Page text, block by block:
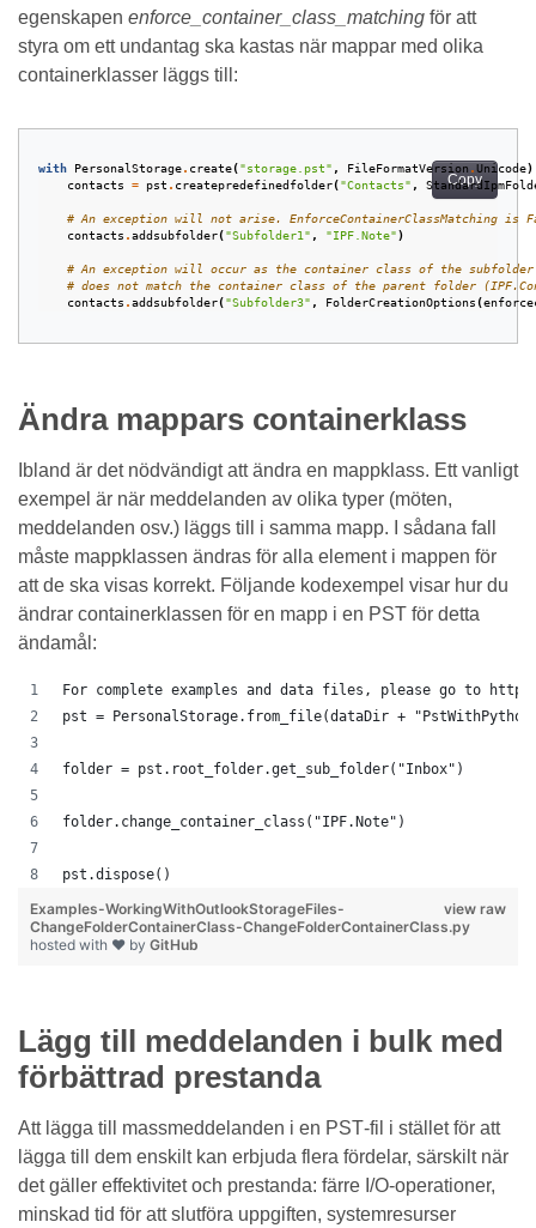
egenskapen enforce_container_class_matching för att
styra om ett undantag ska kastas när mappar med olika
containerklasser läggs till:
Copy
with PersonalStorage. create("storage.pst" , FileFormatVersion .Unicode)
contacts
= pst . createpredefinedfolder("Contacts" ,
# An exception will not arise. EnforceContainerClassMatching is
contacts .addsubfolder("Subfolder1" , "IPF.Note")
# An exception will occur as the container class of the subfolder
# does not match the container class of the parent folder
contacts .addsubfolder("Subfolder3" , FolderCreationOptions(
Ändra mappars containerklass
Ibland är det nödvändigt att ändra en mappklass. Ett vanligt
exempel är när meddelanden av olika typer (möten,
meddelanden osv.) läggs till i samma mapp. I sådana fall
måste mappklassen ändras för alla element i mappen för
att de ska visas korrekt. Följande kodexempel visar hur du
ändrar containerklassen för en mapp i en PST för detta
ändamål:
For complete examples and data files, please go to
pst = PersonalStorage.from_file(dataDir +
folder = pst.root_folder.get_sub_folder("Inbox")
folder.change_container_class("IPF.Note")
pst.dispose()
view raw
Examples-WorkingWithOutlookStorageFiles-
ChangeFolderContainerClass-ChangeFolderContainerClass.py
hosted with ❤ by GitHub
Lägg till meddelanden i bulk med
förbättrad prestanda
Att lägga till massmeddelanden i en PST‑fil i stället för att
lägga till dem enskilt kan erbjuda flera fördelar, särskilt när
det gäller effektivitet och prestanda: färre I/O‑operationer,
minskad tid för att slutföra uppgiften, systemresurser